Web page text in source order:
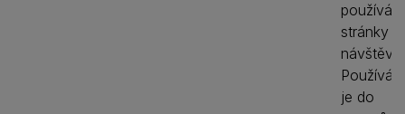
používání
stránky
je do